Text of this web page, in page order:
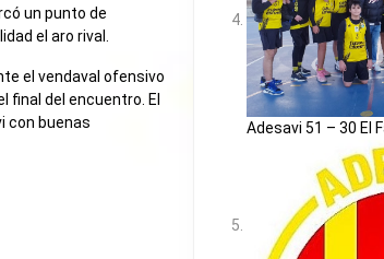
un punto de
el aro rival.
el vendaval ofensivo
del encuentro. El
con buenas
Adesavi 51 – 30 El